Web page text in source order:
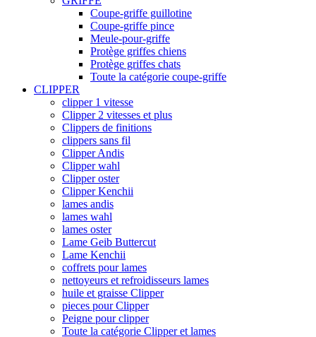
Coupe-griffe guillotine
Coupe-griffe pince
Meule-pour-griffe
Protège griffes chiens
Protège griffes chats
Toute la catégorie coupe-griffe
CLIPPER
clipper 1 vitesse
Clipper 2 vitesses et plus
Clippers de finitions
clippers sans fil
Clipper Andis
Clipper wahl
Clipper oster
Clipper Kenchii
lames andis
lames wahl
lames oster
Lame Geib Buttercut
Lame Kenchii
coffrets pour lames
nettoyeurs et refroidisseurs lames
huile et graisse Clipper
pieces pour Clipper
Peigne pour clipper
Toute la catégorie Clipper et lames